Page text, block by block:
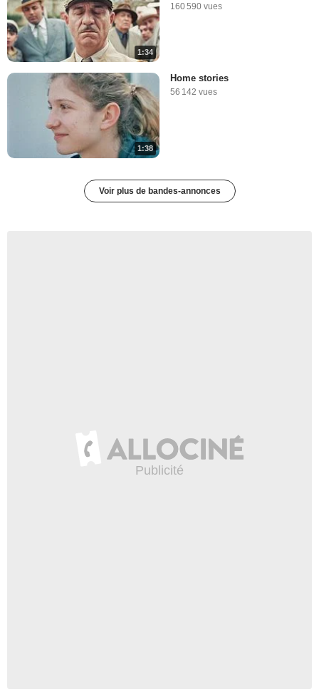
1:34
160 590 vues
1:38
Home stories
56 142 vues
Voir plus de bandes-annonces